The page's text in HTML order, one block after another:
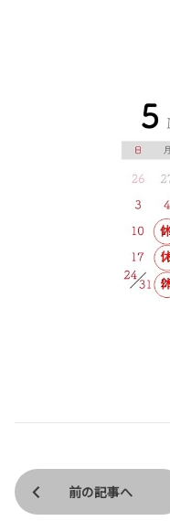
前の記事へ